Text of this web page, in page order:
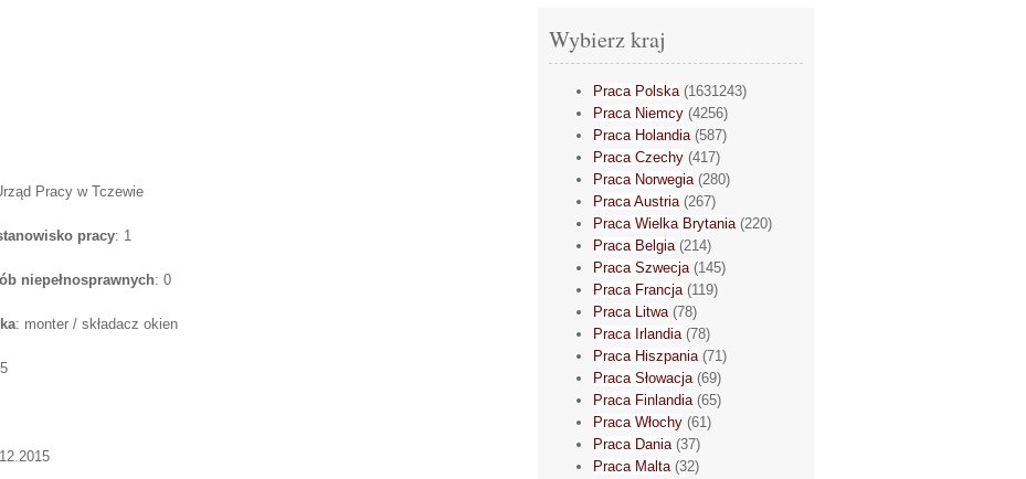
Pracy w Tczewie
pracy: 1
niepełnosprawnych: 0
: monter / składacz okien
Wybierz kraj
Praca Polska(1631243)
Praca Niemcy (4256)
Praca Holandia(587)
Praca Czechy (417)
Praca Norwegia(280)
Praca Austria(267)
Praca Wielka Brytania(220)
Praca Belgia(214)
Praca Szwecja(145)
Praca Francja(119)
Praca Litwa(78)
Praca Irlandia(78)
Praca Hiszpania(71)
Praca Słowacja(69)
Praca Finlandia(65)
Praca Włochy (61)
Praca Dania(37)
Praca Malta(32)